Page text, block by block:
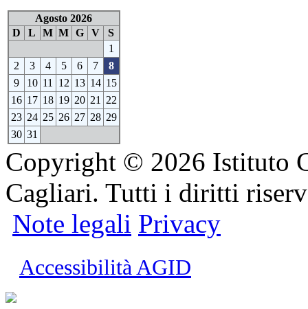
Agosto 2026
D
L M M G V
S
1
2
3 4 5 6 7
8
9
10 11 12 13 14 15
16 17 18 19 20 21
22
23 24 25 26 27 28 29
30 31
Copyright © 2026 Istituto
Cagliari. Tutti i diritti
Note legali Privacy
Accessibilità AGID